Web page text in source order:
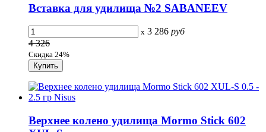
Вставка для удилища №2 SABANEEV
x 3 286 руб
4 326
Скидка 24%
Верхнее колено удилища Mormo Stick 602